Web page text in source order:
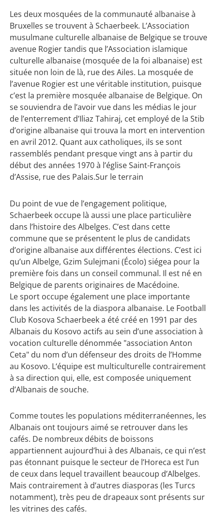
Les deux mosquées de la communauté albanaise à
Bruxelles se trouvent à Schaerbeek. L’Association
musulmane culturelle albanaise de Belgique se trouve
avenue Rogier tandis que l’Association islamique
culturelle albanaise (mosquée de la foi albanaise) est
située non loin de là, rue des Ailes. La mosquée de
l’avenue Rogier est une véritable institution, puisque
c’est la première mosquée albanaise de Belgique. On
se souviendra de l’avoir vue dans les médias le jour
de l’enterrement d’Iliaz Tahiraj, cet employé de la Stib
d’origine albanaise qui trouva la mort en intervention
en avril 2012. Quant aux catholiques, ils se sont
rassemblés pendant presque vingt ans à partir du
début des années 1970 à l’église Saint-François
d’Assise, rue des Palais.Sur le terrain
Du point de vue de l’engagement politique,
Schaerbeek occupe là aussi une place particulière
dans l’histoire des Albelges. C’est dans cette
commune que se présentent le plus de candidats
d’origine albanaise aux différentes élections. C’est ici
qu’un Albelge, Gzim Sulejmani (Écolo) siégea pour la
première fois dans un conseil communal. Il est né en
Belgique de parents originaires de Macédoine.
Le sport occupe également une place importante
dans les activités de la diaspora albanaise. Le Football
Club Kosova Schaerbeek a été créé en 1991 par des
Albanais du Kosovo actifs au sein d’une association à
vocation culturelle dénommée "association Anton
Ceta" du nom d’un défenseur des droits de l’Homme
au Kosovo. L‘équipe est multiculturelle contrairement
à sa direction qui, elle, est composée uniquement
d’Albanais de souche.
Comme toutes les populations méditerranéennes, les
Albanais ont toujours aimé se retrouver dans les
cafés. De nombreux débits de boissons
appartiennent aujourd’hui à des Albanais, ce qui n’est
pas étonnant puisque le secteur de l’Horeca est l’un
de ceux dans lequel travaillent beaucoup d’Albelges.
Mais contrairement à d’autres diasporas (les Turcs
notamment), très peu de drapeaux sont présents sur
les vitrines des cafés.